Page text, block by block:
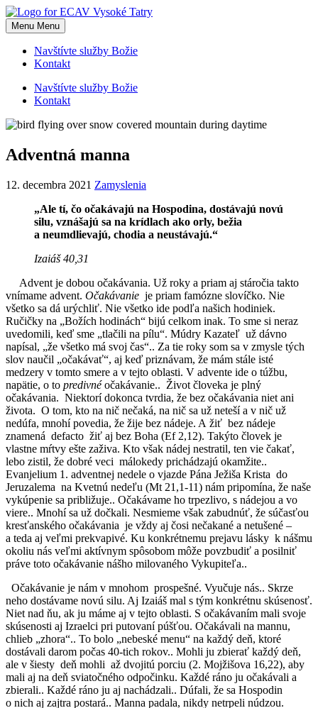
Skip
to
content
Menu Menu
Navštívte služby Božie
Kontakt
Navštívte služby Božie
Kontakt
Adventná manna
12. decembra 2021 Zamyslenia
„Ale tí, čo očakávajú na Hospodina, dostávajú novú
silu, vznášajú sa na krídlach ako orly, bežia
a neumdlievajú, chodia a neustávajú.“
Izaiáš 40,31
Advent je dobou očakávania. Už roky a priam aj stáročia takto
vnímame advent. Očakávanie je priam famózne slovíčko. Nie
všetko sa dá urýchliť. Nie všetko ide podľa našich hodiniek.
Ručičky na „Božích hodinách“ bijú celkom inak. To sme si neraz
uvedomili, keď sme „tlačili na pílu“. Múdry Kazateľ už dávno
napísal, „že všetko má svoj čas“.. Za tie roky som sa v zmysle tých
slov naučil „očakávať“, aj keď priznávam, že mám stále isté
medzery v tomto smere a v tejto oblasti. V advente ide o túžbu,
napätie, o to predivnéočakávanie.. Život človeka je plný
očakávania. Niektorí dokonca tvrdia, že bez očakávania niet ani
života. O tom, kto na nič nečaká, na nič sa už neteší a v nič už
nedúfa, mnohí povedia, že žije bez nádeje. A žiť bez nádeje
znamená defacto žiť aj bez Boha (Ef 2,12). Takýto človek je
vlastne mŕtvy ešte zaživa. Kto však nádej nestratil, ten vie čakať,
lebo zistil, že dobré veci málokedy prichádzajú okamžite..
Evanjelium 1. adventnej nedele o vjazde Pána Ježiša Krista do
Jeruzalema na Kvetnú nedeľu (Mt 21,1-11) nám pripomína, že naše
vykúpenie sa približuje.. Očakávame ho trpezlivo, s nádejou a vo
viere.. Mnohí sa už dočkali. Nesmieme však zabudnúť, že súčasťou
kresťanského očakávania je vždy aj čosi nečakané a netušené –
a teda aj veľmi prekvapivé. Ku konkrétnemu prejavu lásky k nášmu
okoliu nás veľmi aktívnym spôsobom môže povzbudiť a posilniť
práve toto očakávanie nášho milovaného Vykupiteľa..
Očakávanie je nám v mnohom prospešné. Vyučuje nás.. Skrze
neho dostávame novú silu. Aj Izaiáš mal s tým konkrétnu skúsenosť.
Niet nad ňu, ak ju máme aj v tejto oblasti. S očakávaním mali svoje
skúsenosti aj Izraelci pri putovaní púšťou. Očakávali na mannu,
chlieb „zhora“.. To bolo „nebeské menu“ na každý deň, ktoré
dostávali darom počas 40-tich rokov.. Mohli ju zbierať každý deň,
ale v šiesty deň mohli až dvojitú porciu (2. Mojžišova 16,22), aby
mali aj na deň sviatočného odpočinku. Každé ráno ju očakávali a
zbierali.. Každé ráno ju aj nachádzali.. Dúfali, že sa Hospodin
o nich aj zajtra postará.. Manna padala, nikdy netrpeli núdzou.